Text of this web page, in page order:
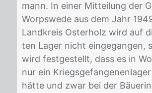
mann. In ei­ner Mit­tei­lung der
Worps­we­de aus dem Jahr
Land­kreis Os­ter­holz wird auf
ten La­ger nicht ein­ge­gan­gen,
wird fest­ge­stellt, dass es in
nur ein
hät­te und zwar bei der